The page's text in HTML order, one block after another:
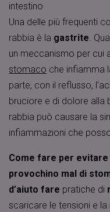
intestino
Una delle più frequenti
rabbia è la gastrite.
un meccanismo per cui
stomaco che infiamma
parte, con il reflusso,
bruciore e di dolore
rabbia può causare la
infiammazioni che
Come fare per
provochino mal di
d’aiuto fare pratiche di
scaricare le tensioni e